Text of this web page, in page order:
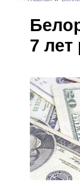
7 лет